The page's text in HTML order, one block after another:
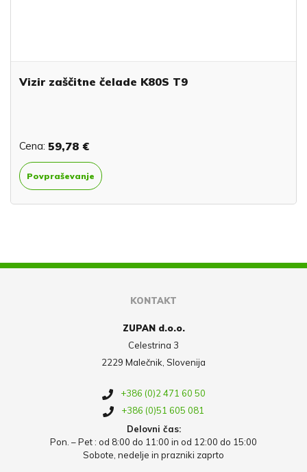
Vizir zaščitne čelade K80S T9
Cena: 59,78 €
Povpraševanje
KONTAKT
ZUPAN d.o.o.
Celestrina 3
2229 Malečnik, Slovenija
+386 (0)2 471 60 50
+386 (0)51 605 081
Delovni čas:
Pon. – Pet : od 8:00 do 11:00 in od 12:00 do 15:00
Sobote, nedelje in prazniki zaprto